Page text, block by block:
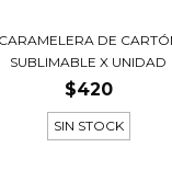
CARAMELERA DE
SUBLIMABLE X UNIDAD
$420
SIN STOCK